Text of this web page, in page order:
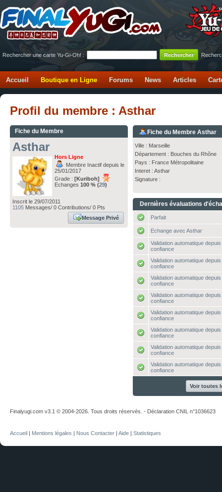
Rechercher une carte Yu-Gi-Oh! :
Accueil Boutique en Ligne Forums News Articles
Profil du membre : Asthar
Fiche du Membre
Asthar
Hors Ligne
Membre Inactif depuis le
25/01/2017
Grade : [Kuriboh]
Echanges 100 % (29)
Inscrit le 29/07/2011
1105 Messages/ 0 Contributions/ 0 Pts
Message Privé
Fiche du Membre Asthar
Ville : Marseille
Département : Bouches du Rhône
Pays : France Métropolitaine
Interet : Asthar
Signature :
Dernières évaluations
Parfait
Echange avec Asthar
Validation automatique
confiance
Validation automatique
confiance
Validation automatique
confiance
Validation automatique
confiance
Validation automatique
confiance
Validation automatique
confiance
Validation automatique
confiance
Validation automatique
confiance
Voir toutes
Finalyugi.com v3.1 © 2004-2026. Tous droits réservés. - Déclaration CNIL n°1036623
Accueil | Mentions légales | Nous Contacter | Aide | Statistiques